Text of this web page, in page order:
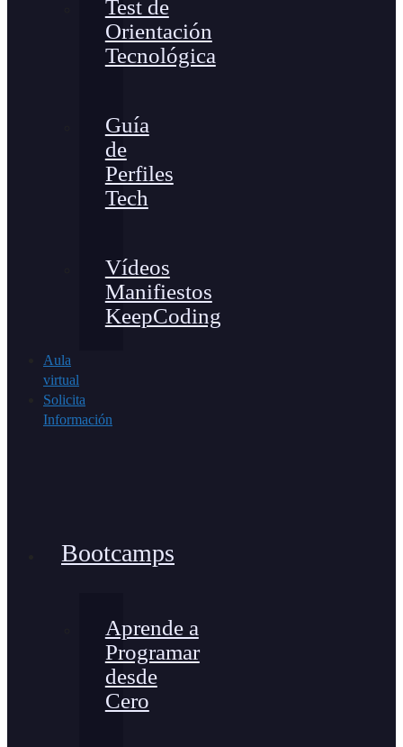
Test de
Orientación
Tecnológica
Guía
de
Perfiles
Tech
Vídeos
Manifiestos
KeepCoding
Aula
virtual
Solicita
Información
Bootcamps
Aprende a
Programar
desde
Cero